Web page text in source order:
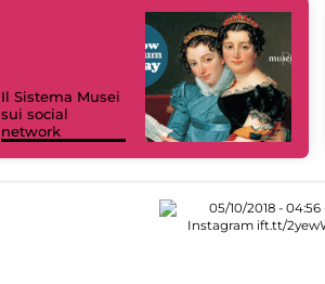
Il Sistema Musei
sui social
network